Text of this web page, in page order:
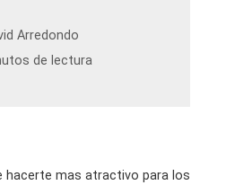
Arredondo
de lectura
hacerte mas atractivo para los